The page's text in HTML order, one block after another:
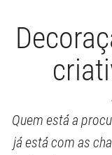
Quem está a
já está com as